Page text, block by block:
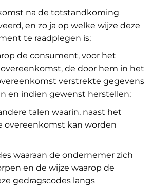
na de totstandkoming
en zo ja op welke wijze deze
te raadplegen is;
de consument, voor het
de door hem in het
verstrekte gegevens
en indien gewenst herstellen;
talen waarin, naast het
overeenkomst kan worden
waaraan de ondernemer zich
en de wijze waarop de
gedragscodes langs